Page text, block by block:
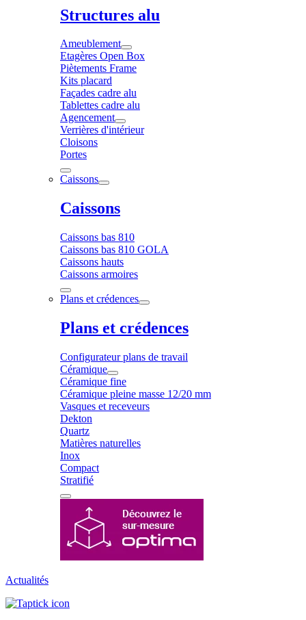
Structures alu
Ameublement
Etagères Open Box
Piètements Frame
Kits placard
Façades cadre alu
Tablettes cadre alu
Agencement
Verrières d'intérieur
Cloisons
Portes
Caissons
Caissons
Caissons bas 810
Caissons bas 810 GOLA
Caissons hauts
Caissons armoires
Plans et crédences
Plans et crédences
Configurateur plans de travail
Céramique
Céramique fine
Céramique pleine masse 12/20 mm
Vasques et receveurs
Dekton
Quartz
Matières naturelles
Inox
Compact
Stratifié
Actualités